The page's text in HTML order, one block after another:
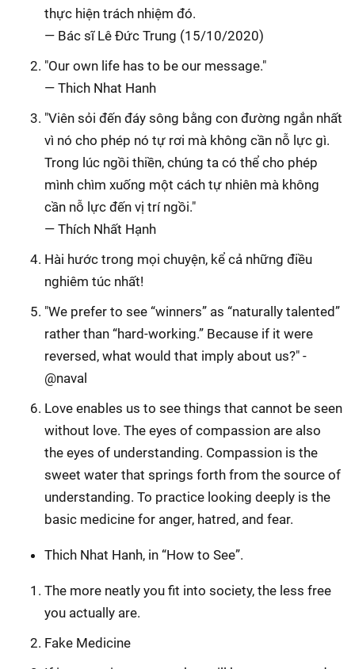
thực hiện trách nhiệm đó.
— Bác sĩ Lê Đức Trung (15/10/2020)
"Our own life has to be our message."
— Thich Nhat Hanh
"Viên sỏi đến đáy sông bằng con đường ngắn nhất
vì nó cho phép nó tự rơi mà không cần nỗ lực gì.
Trong lúc ngồi thiền, chúng ta có thể cho phép
mình chìm xuống một cách tự nhiên mà không
cần nỗ lực đến vị trí ngồi."
— Thích Nhất Hạnh
Hài hước trong mọi chuyện, kể cả những điều
nghiêm túc nhất!
"We prefer to see “winners” as “naturally talented”
rather than “hard-working.” Because if it were
reversed, what would that imply about us?" -
@naval
Love enables us to see things that cannot be seen
without love. The eyes of compassion are also
the eyes of understanding. Compassion is the
sweet water that springs forth from the source of
understanding. To practice looking deeply is the
basic medicine for anger, hatred, and fear.
Thich Nhat Hanh, in “How to See”.
The more neatly you fit into society, the less free
you actually are.
Fake Medicine